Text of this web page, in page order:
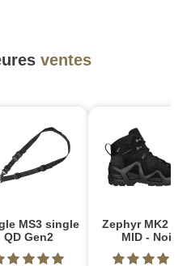
ventes
MS3 single
QD Gen2
Zephyr MK2
MID - Noir